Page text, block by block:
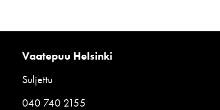
Vaatepuu Helsinki
Suljettu
040 740 2155